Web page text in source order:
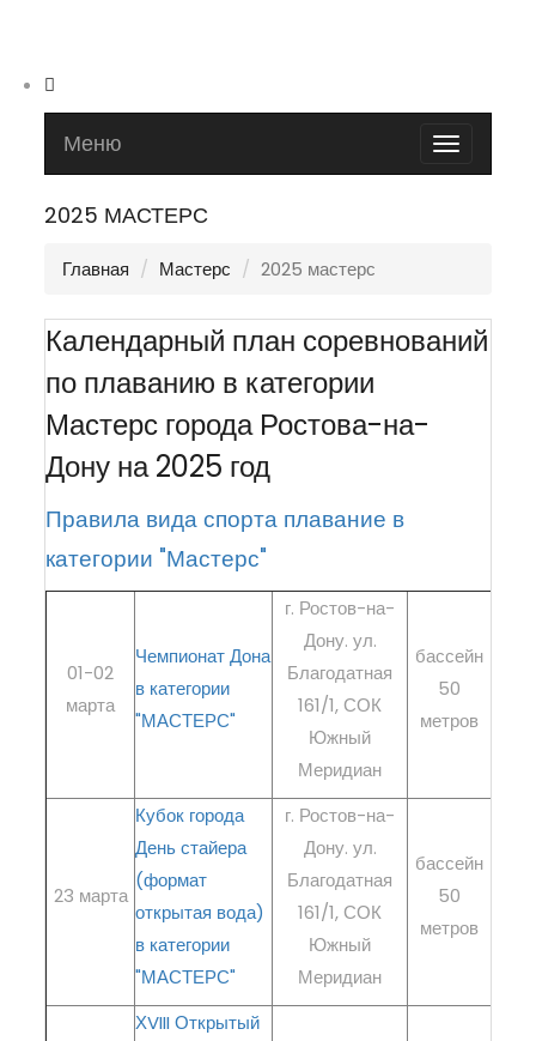
Toggle
Меню
2025 МАСТЕРС
Главная Мастерс 2025 мастерс
Календарный план соревнований
по плаванию в категории
Мастерс города Ростова-на-
Дону на 2025 год
Правила вида спорта плавание в
категории "Мастерс"
01-02
марта
Чемпионат Дона
в категории
"МАСТЕРС"
г. Ростов-на-
Дону. ул.
Благодатная
161/1, СОК
Южный
Меридиан
бассейн
50
метров
23 марта
Кубок города
День стайера
(формат
открытая вода)
в категории
"МАСТЕРС"
г. Ростов-на-
Дону. ул.
Благодатная
161/1, СОК
Южный
Меридиан
бассейн
50
метров
ХVIII Открытый